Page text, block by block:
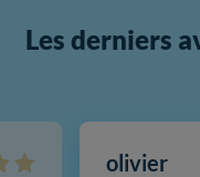
Les derniers
olivier